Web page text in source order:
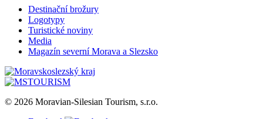
Destinační brožury
Logotypy
Turistické noviny
Media
Magazín severní Morava a Slezsko
© 2026 Moravian-Silesian Tourism, s.r.o.